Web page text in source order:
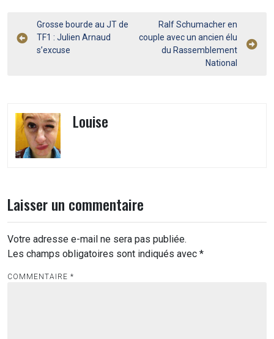
Navigation
de
Grosse bourde au JT de
TF1 : Julien Arnaud
s’excuse
Ralf Schumacher en
couple avec un ancien élu
du Rassemblement
National
Louise
Laisser un commentaire
Votre adresse e-mail ne sera pas publiée.
Les champs obligatoires sont indiqués avec *
COMMENTAIRE *